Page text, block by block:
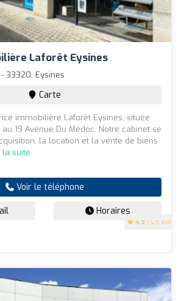
Laforêt Eysines
4.9 (125 avis)
33320, Eysines
Carte
immobilière Laforêt Eysines, située
19 Avenue Du Médoc. Notre cabinet se
la location et la vente de biens
la suite
Voir le téléphone
Horaires